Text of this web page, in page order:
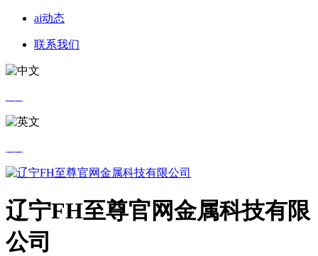
ai动态
联系我们
辽宁FH至尊官网金属科技有限
公司